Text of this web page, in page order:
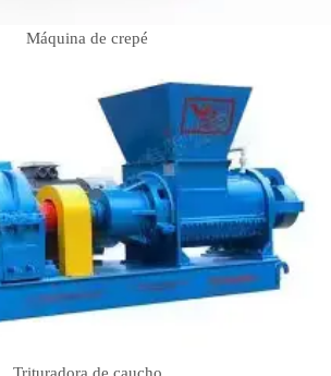
Máquina de crepé
Trituradora de caucho